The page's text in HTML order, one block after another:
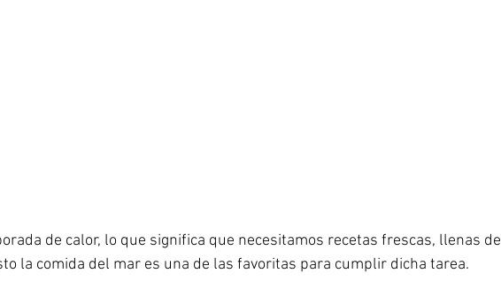
de calor, lo que significa que necesitamos recetas frescas, llenas de
la comida del mar es una de las favoritas para cumplir dicha tarea.